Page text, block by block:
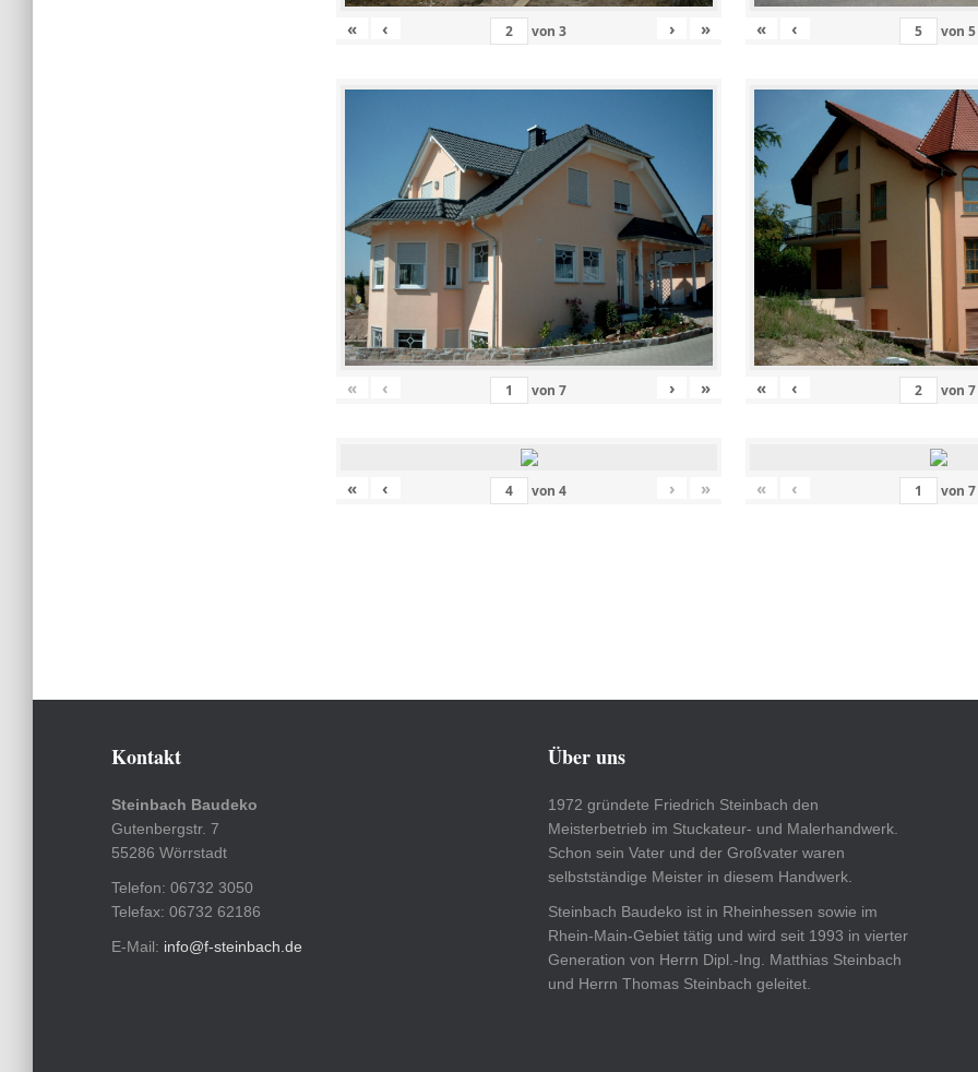
« ‹ von3 › »
« ‹ von7 › »
« ‹ von4 › »
« ‹ von5
« ‹ von7
« ‹ von7
Kontakt
Steinbach Baudeko
Gutenbergstr. 7
55286 Wörrstadt
Telefon: 06732 3050
Telefax: 06732 62186
E-Mail: info@f-steinbach.de
Über uns
1972 gründete Friedrich Steinbach den
Meisterbetrieb im Stuckateur- und Malerhandwerk.
Schon sein Vater und der Großvater waren
selbstständige Meister in diesem Handwerk.
Steinbach Baudeko ist in Rheinhessen sowie im
Rhein-Main-Gebiet tätig und wird seit 1993 in vierter
Generation von Herrn Dipl.-Ing. Matthias Steinbach
und Herrn Thomas Steinbach geleitet.